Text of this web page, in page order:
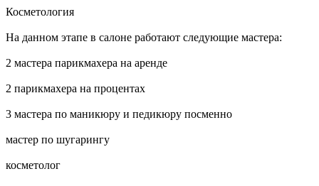
Косметология
На данном этапе в салоне работают следующие мастера:
2 мастера парикмахера на аренде
2 парикмахера на процентах
3 мастера по маникюру и педикюру посменно
мастер по шугарингу
косметолог